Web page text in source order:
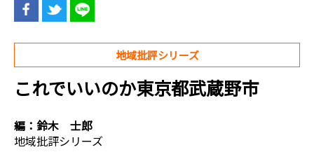
地域批評シリーズ
これでいいのか東京都武蔵野市
編： 鈴木 士郎
地域批評シリーズ